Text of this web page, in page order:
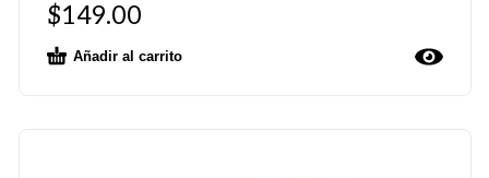
$149.00
Añadir al carrito